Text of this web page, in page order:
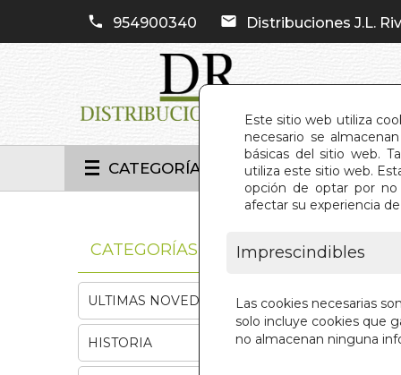
Este sitio web utiliza
necesario se
básicas del sitio web.
utiliza este sitio web.
opción de optar por no
afectar su experiencia
Imprescindibles
Las cookies necesarias
solo incluye cookies que
no almacenan ninguna
954900340 Distribuciones J.L.
CATEGORÍAS
CATEGORÍAS
ULTIMAS NOVEDADES
HISTORIA